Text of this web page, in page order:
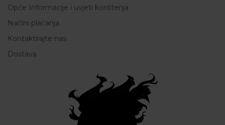
Opće Informacije i uvjeti korištenja
Načini plaćanja
Kontaktirajte nas
Dostava